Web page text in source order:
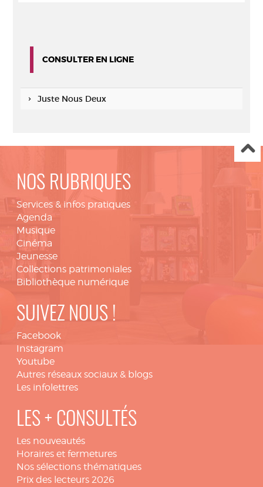
CONSULTER EN LIGNE
Juste Nous Deux
NOS RUBRIQUES
Services & infos pratiques
Agenda
Musique
Cinéma
Jeunesse
Collections patrimoniales
Bibliothèque numérique
SUIVEZ NOUS !
Facebook
Instagram
Youtube
Autres réseaux sociaux & blogs
Les infolettres
LES + CONSULTÉS
Les nouveautés
Horaires et fermetures
Nos sélections thématiques
Prix des lecteurs 2026